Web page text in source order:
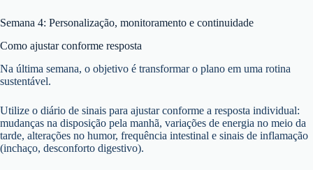
Semana 4: Personalização, monitoramento e continuidade
Como ajustar conforme resposta
Na última semana, o objetivo é transformar o plano em uma rotina
sustentável.
Utilize o diário de sinais para ajustar conforme a resposta individual:
mudanças na disposição pela manhã, variações de energia no meio da
tarde, alterações no humor, frequência intestinal e sinais de inflamação
(inchaço, desconforto digestivo).